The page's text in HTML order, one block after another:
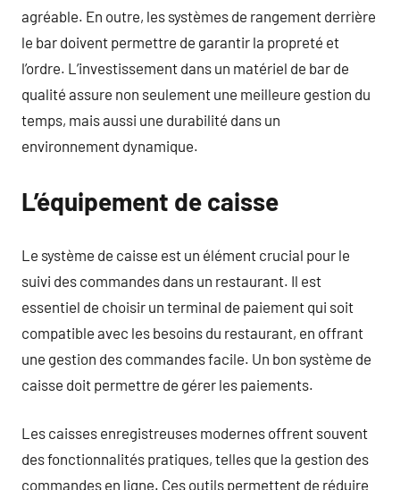
agréable. En outre, les systèmes de rangement derrière
le bar doivent permettre de garantir la propreté et
l’ordre. L’investissement dans un matériel de bar de
qualité assure non seulement une meilleure gestion du
temps, mais aussi une durabilité dans un
environnement dynamique.
L’équipement de caisse
Le système de caisse est un élément crucial pour le
suivi des commandes dans un restaurant. Il est
essentiel de choisir un terminal de paiement qui soit
compatible avec les besoins du restaurant, en offrant
une gestion des commandes facile. Un bon système de
caisse doit permettre de gérer les paiements.
Les caisses enregistreuses modernes offrent souvent
des fonctionnalités pratiques, telles que la gestion des
commandes en ligne. Ces outils permettent de réduire